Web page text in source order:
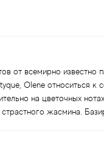
от всемирно
Olene относиться к
на цветочных
жасмина.